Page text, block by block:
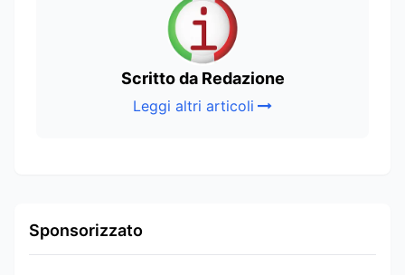
Scritto da Redazione
Leggi altri articoli
Sponsorizzato